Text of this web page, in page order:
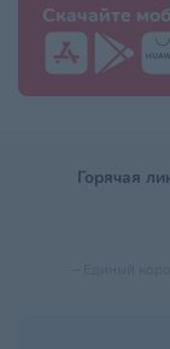
Скачайте
Горячая